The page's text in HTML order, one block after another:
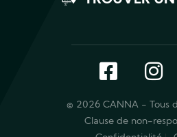
© 2026 CANNA - Tous
Clause de non-